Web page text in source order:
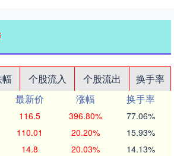
个股流入 个股流出
换手率
最新价 涨幅
换手率
116.5 396.80% 77.06%
110.01 20.20% 15.93%
14.8 20.03% 14.13%